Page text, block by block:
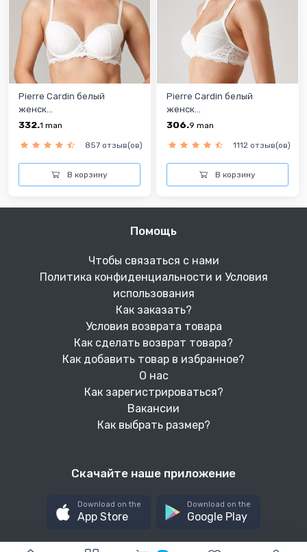
Pierre Cardin белый
женск...
332.1 man
857 отзыв(ов)
В корзину
Pierre Cardin белый
женск...
306.9 man
1112 отзыв(ов)
В корзину
Помощь
Чтобы связаться с нами
Политика конфиденциальности и Условия
использования
Как заказать?
Условия возврата товара
Как сделать возврат товара?
Как добавить товар в избранное?
О нас
Как зарегистрироваться?
Вакансии
Как выбрать размер?
Скачайте наше приложение
Download on the
App Store
Download on the
Google Play